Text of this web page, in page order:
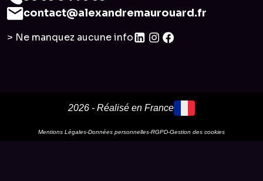
contact@alexandremaurouard.fr
> Ne manquez aucune info
2026 - Réalisé en France
Mentions Légales-Données personnelles-RGPD-Gestion des cookies